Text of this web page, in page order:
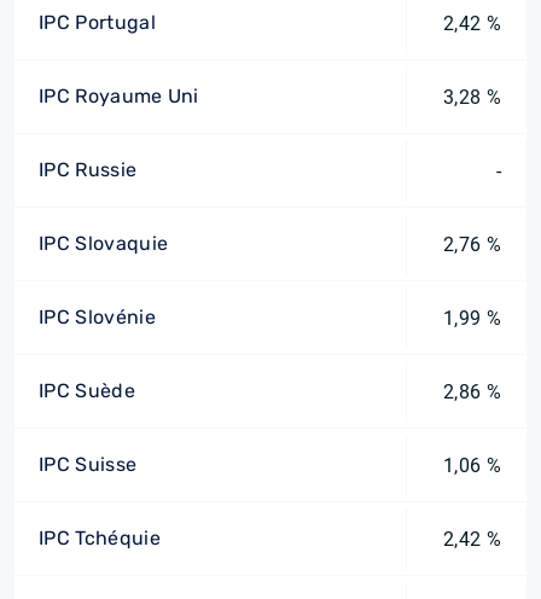
IPC Portugal 2,42 %
IPC Royaume Uni 3,28 %
IPC Russie -
IPC Slovaquie 2,76 %
IPC Slovénie 1,99 %
IPC Suède 2,86 %
IPC Suisse 1,06 %
IPC Tchéquie 2,42 %